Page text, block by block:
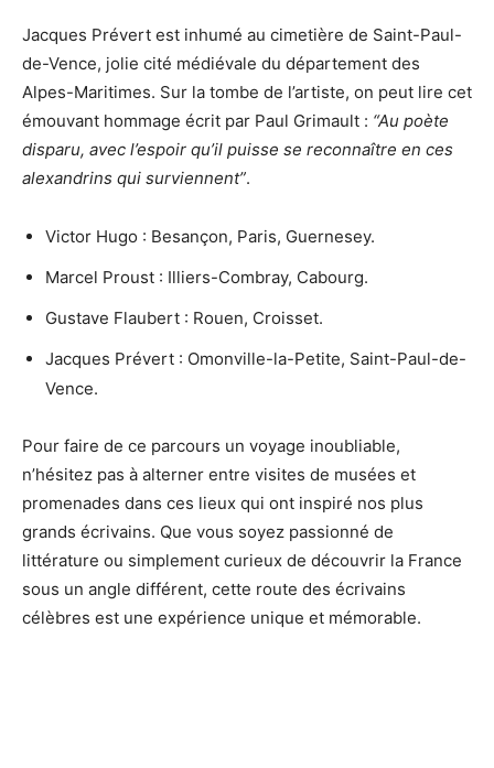
Jacques Prévert est inhumé au cimetière de Saint-Paul-
de-Vence, jolie cité médiévale du département des
Alpes-Maritimes. Sur la tombe de l’artiste, on peut lire cet
émouvant hommage écrit par Paul Grimault : “Au poète
disparu, avec l’espoir qu’il puisse se reconnaître en ces
alexandrins qui surviennent”.
Victor Hugo : Besançon, Paris, Guernesey.
Marcel Proust : Illiers-Combray, Cabourg.
Gustave Flaubert : Rouen, Croisset.
Jacques Prévert : Omonville-la-Petite, Saint-Paul-de-
Vence.
Pour faire de ce parcours un voyage inoubliable,
n’hésitez pas à alterner entre visites de musées et
promenades dans ces lieux qui ont inspiré nos plus
grands écrivains. Que vous soyez passionné de
littérature ou simplement curieux de découvrir la France
sous un angle différent, cette route des écrivains
célèbres est une expérience unique et mémorable.